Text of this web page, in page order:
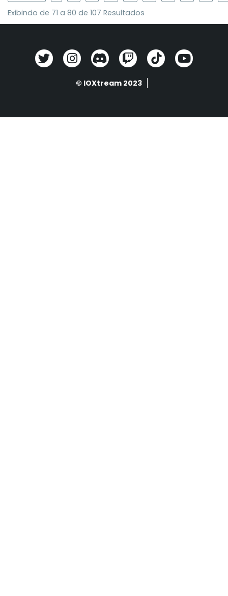
Exibindo de 71 a 80 de 107 Resultados
© IOXtream 2023